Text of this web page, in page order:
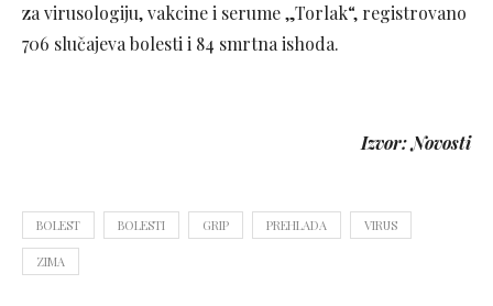
za virusologiju, vakcine i serume „Torlak“, registrovano
706 slučajeva bolesti i 84 smrtna ishoda.
Izvor: Novosti
BOLEST BOLESTI GRIP PREHLADA VIRUS
ZIMA